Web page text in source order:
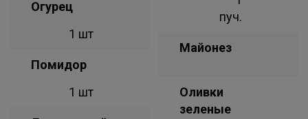
Огурец
1 шт
Помидор
1 шт
пуч.
Майонез
Оливки
зеленые